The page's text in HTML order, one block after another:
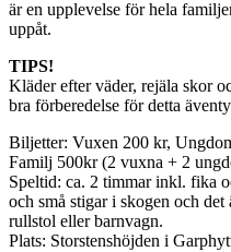
är en upplevelse för hela
uppåt.
TIPS!
Kläder efter väder, rejäla skor
bra förberedelse för detta
Biljetter: Vuxen 200 kr,
Familj 500kr (2 vuxna + 2
Speltid: ca. 2 timmar inkl. fika
och små stigar i skogen och
rullstol eller barnvagn.
Plats: Storstenshöjden i